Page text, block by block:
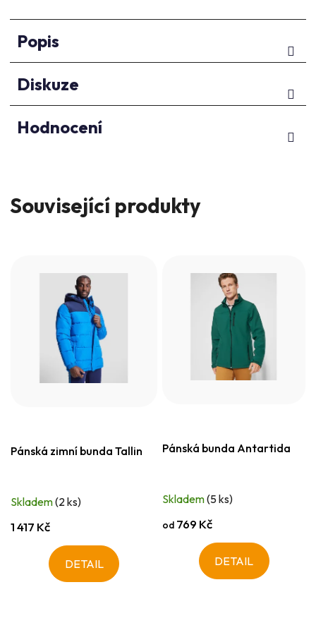
Popis
Diskuze
Hodnocení
Související produkty
Pánská zimní bunda Tallin
Skladem(2 ks)
1 417 Kč
DETAIL
Pánská bunda Antartida
Skladem(5 ks)
od 769 Kč
DETAIL